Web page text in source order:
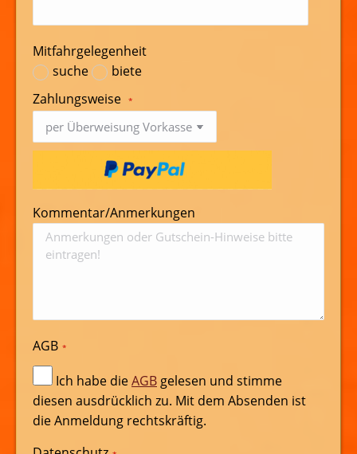
Mitfahrgelegenheit
suche
biete
Zahlungsweise
*
Kommentar/Anmerkungen
AGB *
Ich habe dieAGB gelesen und stimme
diesen ausdrücklich zu. Mit dem Absenden ist
die Anmeldung rechtskräftig.